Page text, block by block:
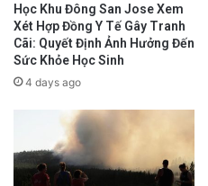
Học Khu Đông San Jose Xem
Xét Hợp Đồng Y Tế Gây Tranh
Cãi: Quyết Định Ảnh Hưởng Đến
Sức Khỏe Học Sinh
4 days ago